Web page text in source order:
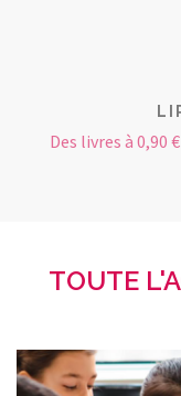
Des livres à 0,90
TOUTE